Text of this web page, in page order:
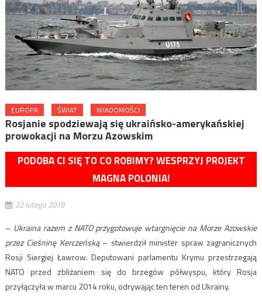
EUROPA ŚWIAT WIADOMOŚCI
Rosjanie spodziewają się ukraińsko-amerykańskiej
prowokacji na Morzu Azowskim
PODOBA CI SIĘ TO CO ROBIMY? WESPRZYJ PROJEKT
MAGNA POLONIA!
22 lutego 2019
– Ukraina razem z NATO przygotowuje wtargnięcie na Morze Azowskie
przez Cieśninę Kerczeńską– stwierdził minister spraw zagranicznych
Rosji Siergiej Ławrow. Deputowani parlamentu Krymu przestrzegają
NATO przed zbliżaniem się do brzegów półwyspu, który Rosja
przyłączyła w marcu 2014 roku, odrywając ten teren od Ukrainy.